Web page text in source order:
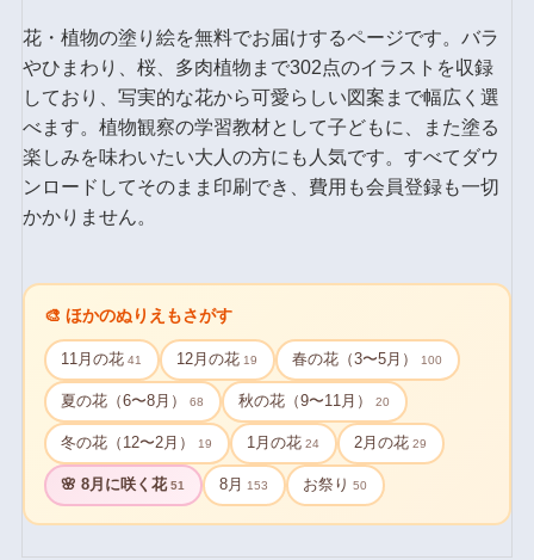
花・植物の塗り絵を無料でお届けするページです。バラ
やひまわり、桜、多肉植物まで302点のイラストを収録
しており、写実的な花から可愛らしい図案まで幅広く選
べます。植物観察の学習教材として子どもに、また塗る
楽しみを味わいたい大人の方にも人気です。すべてダウ
ンロードしてそのまま印刷でき、費用も会員登録も一切
かかりません。
🎨 ほかのぬりえもさがす
11月の花 41 12月の花 19 春の花（3〜5月） 100
夏の花（6〜8月） 68 秋の花（9〜11月） 20
冬の花（12〜2月） 19 1月の花 24 2月の花 29
🌸 8月に咲く花 51 8月 153 お祭り 50